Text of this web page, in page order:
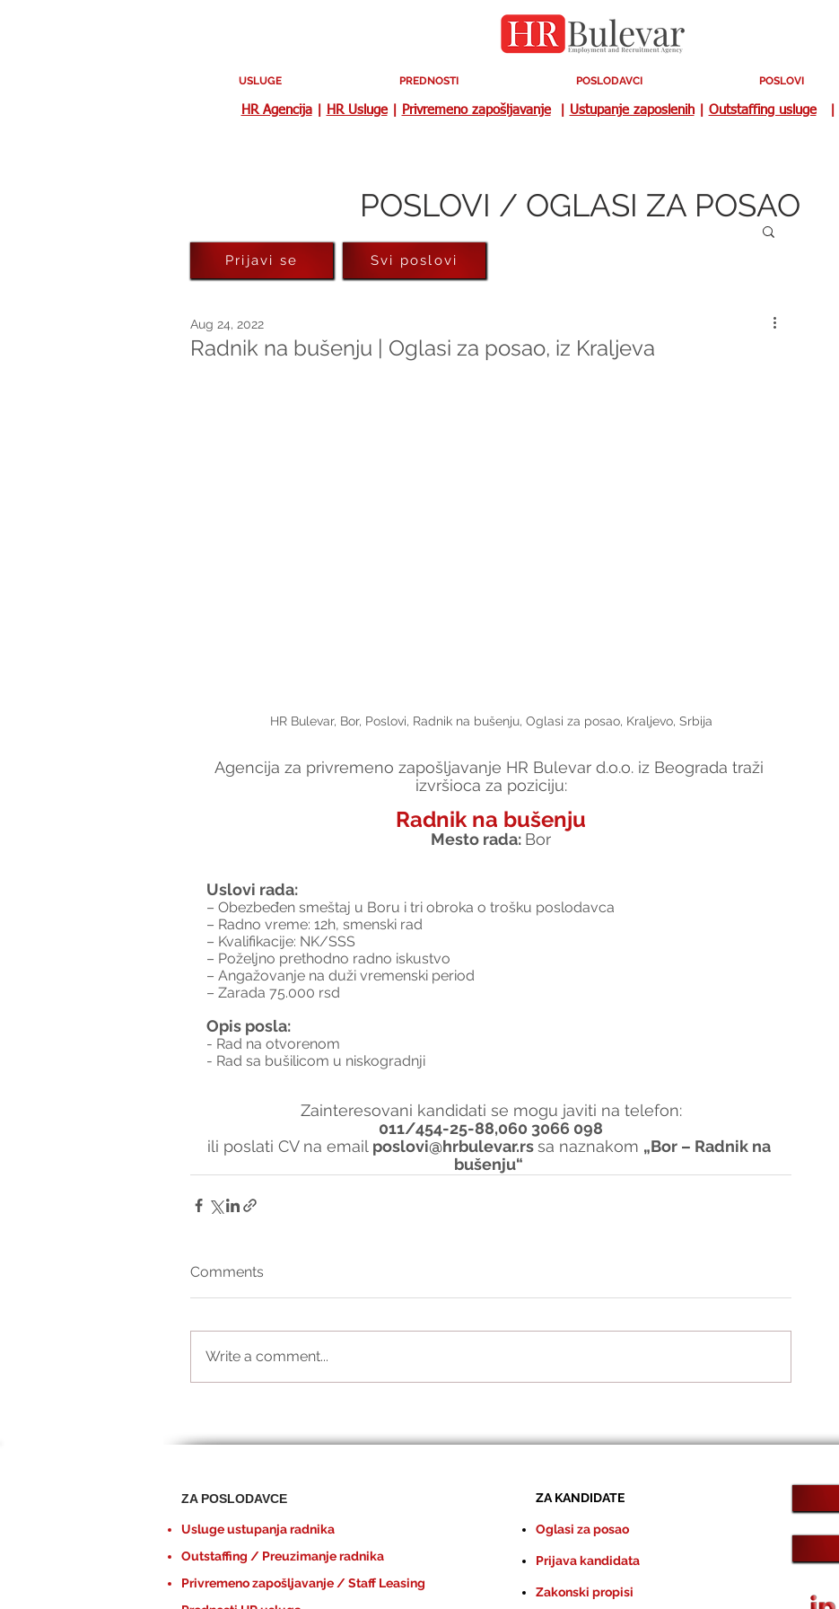
USLUGE PREDNOSTI POSLODAVCI POSLOVI
HR Agencija| HR Usluge| Privremeno zapošljavanje| Ustupanje zaposlenih| Outstaffing usluge|
POSLOVI / OGLASI ZA POSAO
Radnik na bušenju | Oglasi za posao, iz Kraljeva
Aug 24, 2022
HR Bulevar, Bor, Poslovi, Radnik na bušenju, Oglasi za posao, Kraljevo, Srbija
Agencija za privremeno zapošljavanje HR Bulevar d.o.o. iz Beograda traži
izvršioca za poziciju:
Radnik na bušenju
Mesto rada: Bor
Uslovi rada:
– Obezbeđen smeštaj u Boru i tri obroka o trošku poslodavca
– Radno vreme: 12h, smenski rad
– Kvalifikacije: NK/SSS
– Poželjno prethodno radno iskustvo
– Angažovanje na duži vremenski period
– Zarada 75.000 rsd
Opis posla:
- Rad na otvorenom
- Rad sa bušilicom u niskogradnji
Zainteresovani kandidati se mogu javiti na telefon:
011/454-25-88,060 3066 098
ili poslati CV na email poslovi@hrbulevar.rs sa naznakom „Bor – Radnik na
bušenju“
Comments
Write a comment...
Prijavi se Svi poslovi
ZA POSLODAVCE
Usluge ustupanja radnika
Outstaffing / Preuzimanje radnika
Privremeno zapošljavanje / Staff Leasing
ZA KANDIDATE
Oglasi za posao
Prijava kandidata
Zakonski propisi